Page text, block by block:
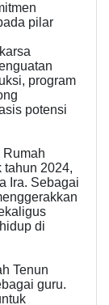
pilar
program
potensi
tahun 2024,
Ira. Sebagai
di
Tenun
guru.